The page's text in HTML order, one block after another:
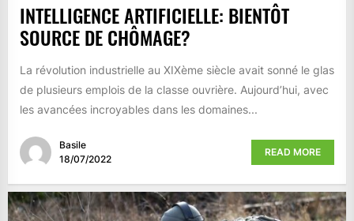
INTELLIGENCE ARTIFICIELLE: BIENTÔT
SOURCE DE CHÔMAGE?
La révolution industrielle au XIXème siècle avait sonné le glas
de plusieurs emplois de la classe ouvrière. Aujourd’hui, avec
les avancées incroyables dans les domaines...
Basile
18/07/2022
READ MORE